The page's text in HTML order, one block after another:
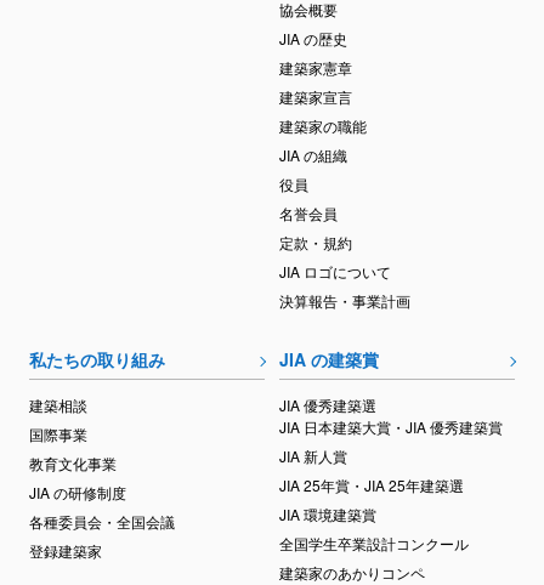
協会概要
JIA の歴史
建築家憲章
建築家宣言
建築家の職能
JIA の組織
役員
名誉会員
定款・規約
JIA ロゴについて
決算報告・事業計画
私たちの取り組み
建築相談
国際事業
教育文化事業
JIA の研修制度
各種委員会・全国会議
登録建築家
JIA の建築賞
JIA 優秀建築選
JIA 日本建築大賞・JIA 優秀建築賞
JIA 新人賞
JIA 25年賞・JIA 25年建築選
JIA 環境建築賞
全国学生卒業設計コンクール
建築家のあかりコンペ